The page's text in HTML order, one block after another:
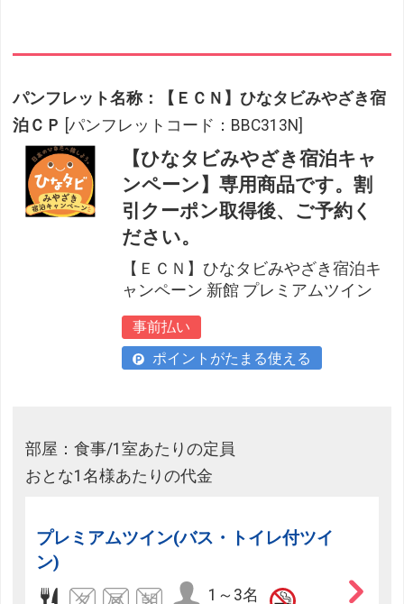
パンフレット名称：【ＥＣＮ】ひなタビみやざき宿
泊ＣＰ [パンフレットコード：BBC313N]
【ひなタビみやざき宿泊キャ
ンペーン】専用商品です。割
引クーポン取得後、ご予約く
ださい。
【ＥＣＮ】ひなタビみやざき宿泊キ
ャンペーン 新館 プレミアムツイン
事前払い
ポイントがたまる使える
部屋：食事/1室あたりの定員
おとな1名様あたりの代金
プレミアムツイン(バス・トイレ付ツイ
ン)
1～3名